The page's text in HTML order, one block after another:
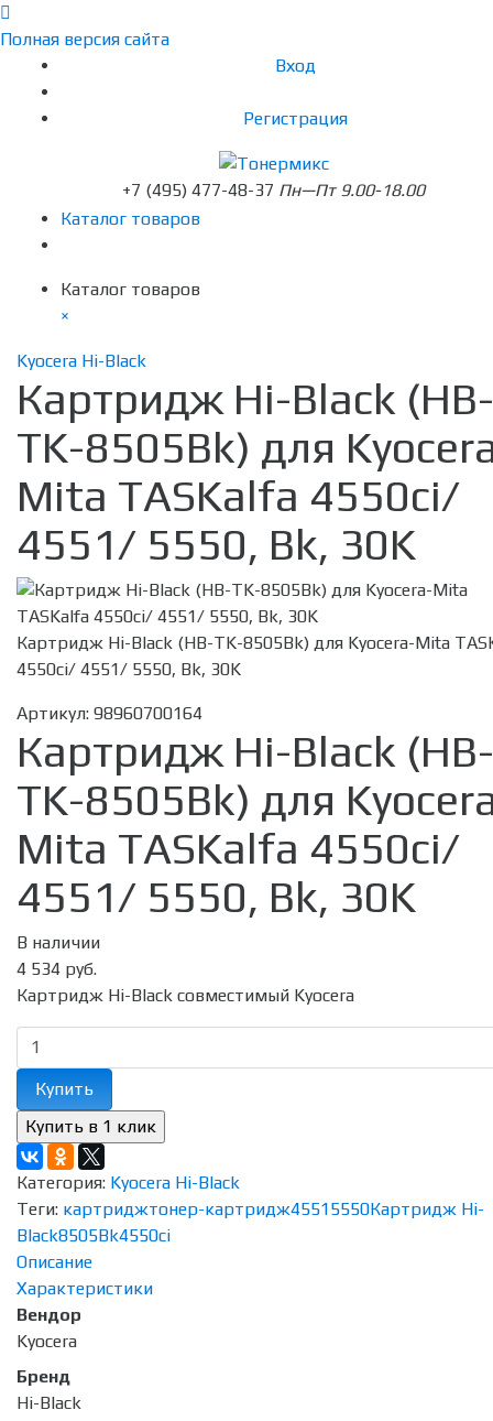
Полная версия сайта
Вход
Регистрация
+7 (495) 477-48-37 Пн—Пт 9.00-18.00
Каталог товаров
Каталог товаров
×
Kyocera Hi-Black
Картридж Hi-Black (HB-
TK-8505Bk) для
Mita TASKalfa 4550ci/
4551/ 5550, Bk, 30K
Картридж Hi-Black (HB-TK-8505Bk) для Kyocera-Mita
4550ci/ 4551/ 5550, Bk, 30K
Артикул: 98960700164
Картридж Hi-Black (HB-
TK-8505Bk) для
Mita TASKalfa 4550ci/
4551/ 5550, Bk, 30K
В наличии
4 534 руб.
Картридж Hi-Black совместимый Kyocera
Купить
Категория: Kyocera Hi-Black
Теги: картриджтонер-картридж45515550Картридж Hi-
Black8505Bk4550ci
Описание
Характеристики
Вендор
Kyocera
Бренд
Hi-Black